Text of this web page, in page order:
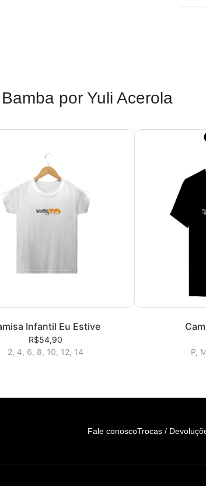
por Yuli Acerola
Infantil Eu Estive
R$54,90
2, 4, 6, 8, 10, 12, 14
P,
Fale conoscoTrocas /